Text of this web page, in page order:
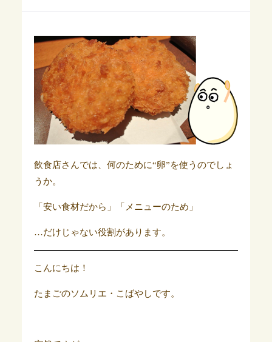
飲食店さんでは、何のために“卵”を使うのでしょ
うか。
「安い食材だから」「メニューのため」
…だけじゃない役割があります。
こんにちは！
たまごのソムリエ・こばやしです。